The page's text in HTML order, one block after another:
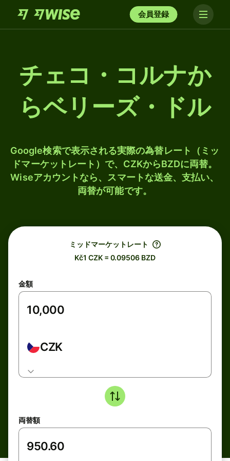
会員登録
チェコ・コルナか
らベリーズ・ドル
Google検索で表示される実際の為替レート（ミッ
ドマーケットレート）で、CZKからBZDに両替。
Wiseアカウントなら、スマートな送金、支払い、
両替が可能です。
ミッドマーケットレート
Kč1 CZK = 0.09506 BZD
金額
CZK
両替額